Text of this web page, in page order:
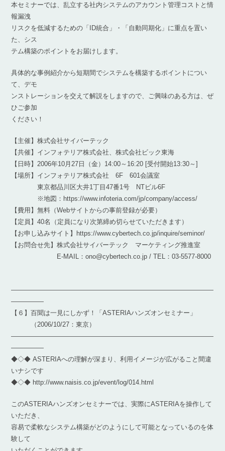
本セミナーでは、乱立する社内システムのアカウント管理コストと情
報漏洩
リスクを低減するための「ID統合」・「自動同期化」に重点を置い
た、シス
テム構築のポイントをお届けします。
具体的な事例紹介から短期間でシステムを構築するポイントについ
て、デモ
ンストレーションを交えて解説をしますので、ご興味のある方は、ぜ
ひご参加
ください！
【主催】株式会社サイバーテック
【共催】インフォテリア株式会社、株式会社ビック東海
【日時】2006年10月27日（金）14:00～16:20 [受付開始13:30～]
【場所】インフォテリア株式会社 6F 601会議室
東京都品川区大井1丁目47番1号 NTビル6F
※地図：https://www.infoteria.com/jp/company/access/
【費用】無料（Webサイトからの事前登録が必要）
【定員】40名（定員になり次第締め切らせていただきます）
【お申し込みサイト】https://www.cybertech.co.jp/inquire/seminor/
【お問合せ先】株式会社サイバーテック マーケティング推進室
E-MAIL：ono@cybertech.co.jp / TEL：03-5577-8000
―――――――――――――――――――――――――――――――
―――――
【６】百聞は一見にしかず！「ASTERIAハンズオンセミナー」
（2006/10/27：東京）
―――――――――――――――――――――――――――――――
―――――
◆◇◆ ASTERIAへの理解が深まり、利用イメージが広がること間違
いナシです
◆◇◆ http://www.naisis.co.jp/event/log/014.html
このASTERIAハンズオンセミナーでは、実際にASTERIAを操作して
いただき、
容易で柔軟なシステム構築がどのようにして可能となっているのを体
験して